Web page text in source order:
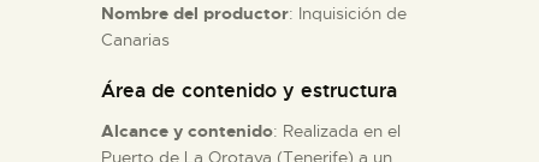
ESPAÑOL
Nombre del productor: Inquisición de
Canarias
Área de contenido y estructura
Alcance y contenido: Realizada en el
Puerto de La Orotava (Tenerife) a un